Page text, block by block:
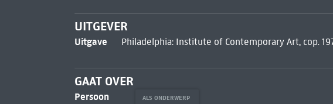
UITGEVER
Uitgave Philadelphia: Institute of Contemporary Art, cop.
GAAT OVER
Persoon ALS ONDERWERP